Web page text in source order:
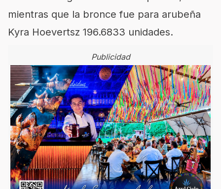
mientras que la bronce fue para arubeña
Kyra Hoevertsz 196.6833 unidades.
Publicidad